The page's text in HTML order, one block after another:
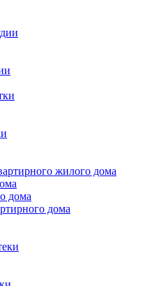
жилого дома
дома
дома